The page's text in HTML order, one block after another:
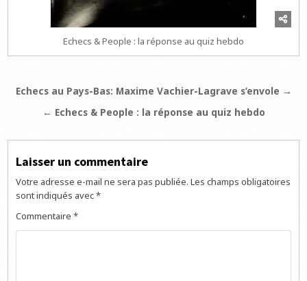
Echecs & People : la réponse au quiz hebdo
Navigation
Echecs au Pays-Bas: Maxime Vachier-Lagrave s’envole →
← Echecs & People : la réponse au quiz hebdo
Laisser un commentaire
Votre adresse e-mail ne sera pas publiée. Les champs obligatoires
sont indiqués avec*
Commentaire*